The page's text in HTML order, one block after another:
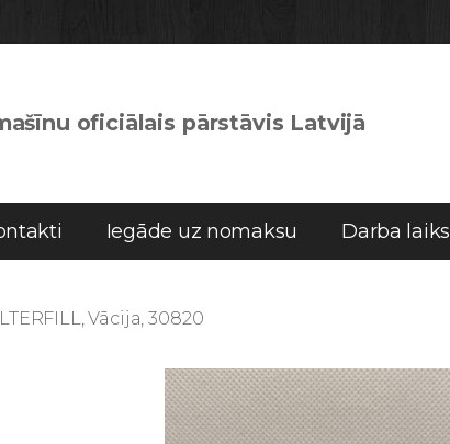
oficiālais pārstāvis Latvijā
Iegāde uz nomaksu Darba laiks
Vācija, 30820